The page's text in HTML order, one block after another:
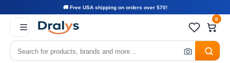
🚚 Free USA shipping on orders over $70!
0